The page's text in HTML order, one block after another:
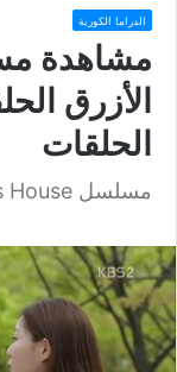
الدراما الكورية
مشاهدة
الحلقات
مسلسل Bluebirds House مترجم